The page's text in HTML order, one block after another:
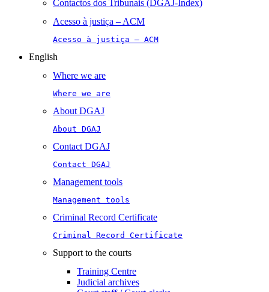
Contactos dos Tribunais (DGAJ-Index)
Acesso à justiça – ACM
Acesso à justiça – ACM
English
Where we are
Where we are
About DGAJ
About DGAJ
Contact DGAJ
Contact DGAJ
Management tools
Management tools
Criminal Record Certificate
Criminal Record Certificate
Support to the courts
Training Centre
Judicial archives